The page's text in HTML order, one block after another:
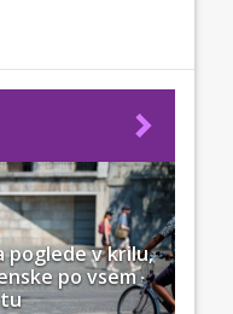
poglede v krilu,
po vsem